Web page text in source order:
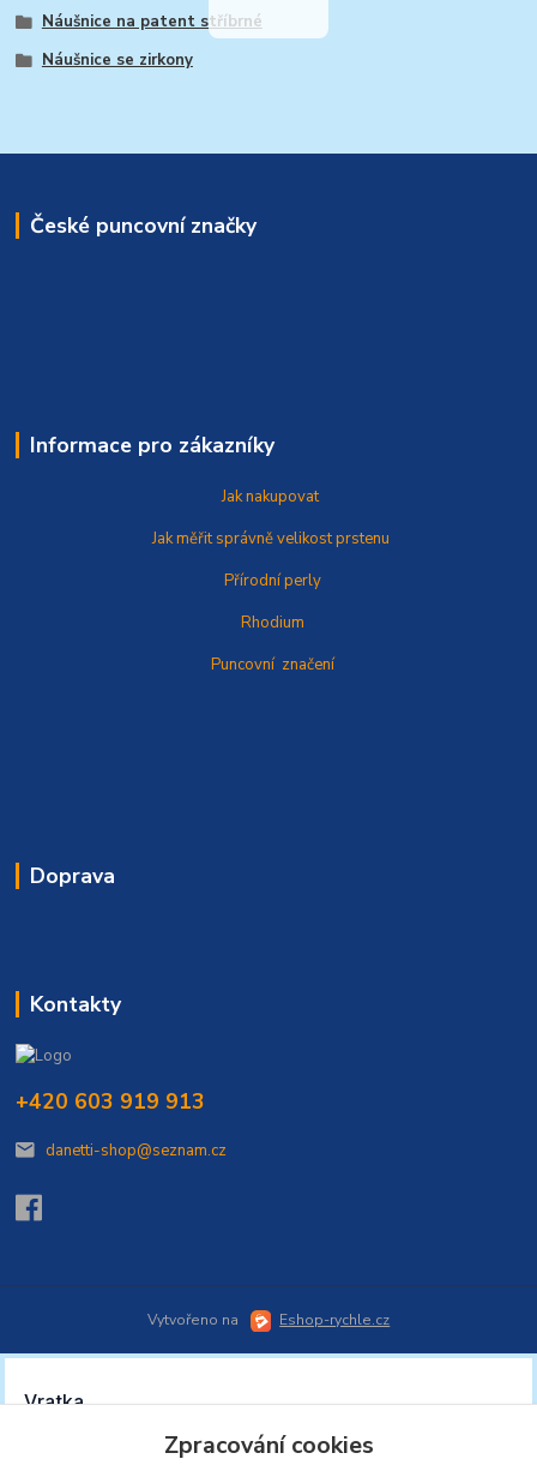
Náušnice na patent stříbrné
Náušnice se zirkony
České puncovní značky
Informace pro zákazníky
Jak nakupovat
Jak měřit správněvelikost prstenu
Přírodní perly
Rhodium
Puncovní značení
Doprava
Kontakty
+420 603 919 913
danetti-shop@seznam.cz
Vytvořeno na Eshop-rychle.cz
Zpracování cookies